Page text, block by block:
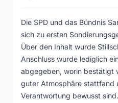
Die SPD und das Bündnis
sich zu ersten
Über den Inhalt wurde
Anschluss wurde lediglich
abgegeben, worin bestätigt
guter Atmosphäre stattfand
Verantwortung bewusst sind.